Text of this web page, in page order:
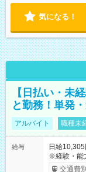
気になる！
【日払い・未
と勤務！単発
アルバイト 職種未
給与
日給
※経験・能力
間】試用
交通費